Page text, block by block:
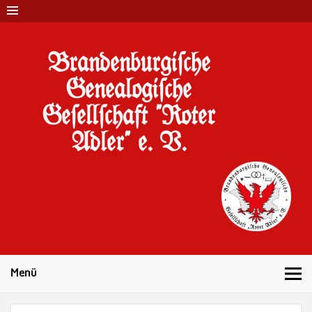
Brandenburgi#che
Genealogi#che
Ge#ell#chaft "Roter
Adler" e. V.
Menü